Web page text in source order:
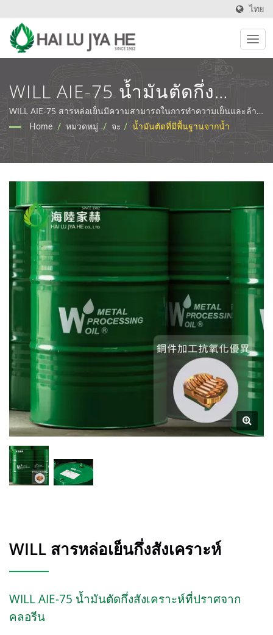
ไทย
WILL AIE-75 น้ำมันตัดกึ่ง
สังเคราะห์ที่ปราศจากคลอรีน |
ของเหลวสำหรับการทำงาน
โลหะระดับพรีเมียมและโซลูชัน
น้ำเสีย | HLJH
WILL AIE-75 สารหล่อเย็นมีความสามารถในการทำความเย็นและล้าง
ที่ยอดเยี่ยมและป้องกันสนิมได้ดี | น้ำมันหล่อลื่นและน้ำมันตัดที่เป็น
มิตรกับสิ่งแวดล้อม | HLJH
Home / หมวดหมู่ / จะ / น้ำมันตัดที่มีพื้นฐานจากน้ำ
WILL สารหล่อเย็นกึ่งสังเคราะห์
WILL AIE-75 น้ำมันตัดกึ่งสังเคราะห์ที่ปราศจาก
คลอรีน